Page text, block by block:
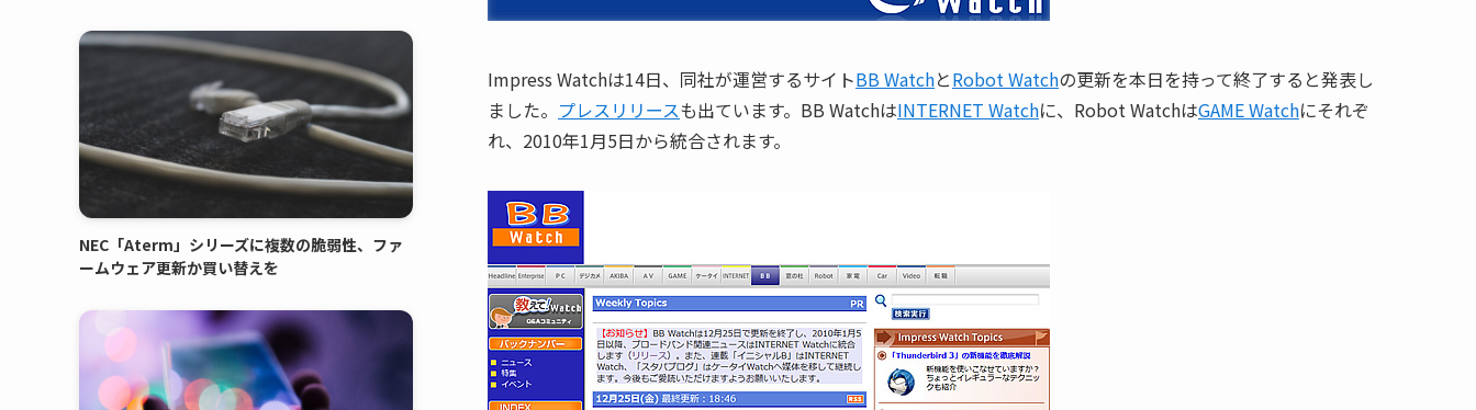
Impress Watchは14日、同社が運営するサイトBB WatchとRobot Watchの更新を本日を持って終了すると発表し
ました。 プレスリリースも出ています。BB WatchはINTERNET Watchに、Robot WatchはGAME Watchにそれぞ
れ、2010年1月5日から統合されます。
NEC「Aterm」シリーズに複数の脆弱性、ファ
ームウェア更新か買い替えを